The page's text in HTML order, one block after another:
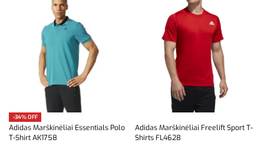
-34% OFF
Adidas Marškinėliai Essentials Polo
T-Shirt AK1758
Adidas Marškinėliai Freelift Sport T-
Shirts FL4628